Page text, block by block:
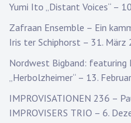
Yumi Ito „Distant Voices“ –
Zafraan Ensemble – Ein
Iris ter Schiphorst – 31. März
Nordwest Bigband: featuring
„Herbolzheimer“ – 13.
IMPROVISATIONEN 236 –
IMPROVISERS TRIO – 6.